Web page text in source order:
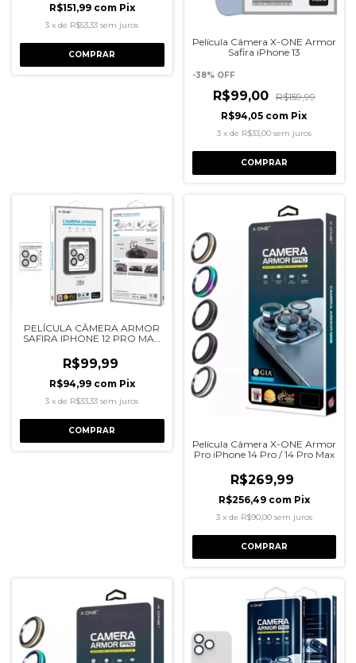
R$151,99 com Pix
3 xde R$53,33 sem juros
COMPRAR
Película Câmera X-ONE Armor
Safira iPhone 13
-38% OFF
R$99,00 R$159,99
R$94,05 com Pix
3 x de R$33,00 sem juros
COMPRAR
PELÍCULA CÂMERA ARMOR
SAFIRA IPHONE 12 PRO MAX
R$99,99
R$94,99 com Pix
3 xde R$33,33 sem juros
COMPRAR
Película Câmera X-ONE Armor
Pro iPhone 14 Pro / 14 Pro Max
R$269,99
R$256,49 com Pix
3 x de R$90,00 sem juros
COMPRAR